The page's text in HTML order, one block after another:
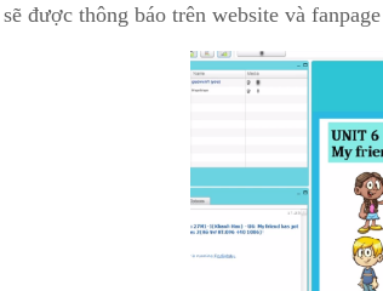
được thông báo trên website và